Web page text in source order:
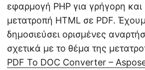
εφαρμογή PHP για γρήγορη
μετατροπή HTML σε PDF.
δημοσιεύσει ορισμένες
σχετικά με το θέμα της
PDF To DOC Converter –